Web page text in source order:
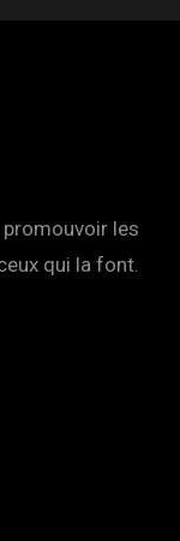
promouvoir les
qui la font.